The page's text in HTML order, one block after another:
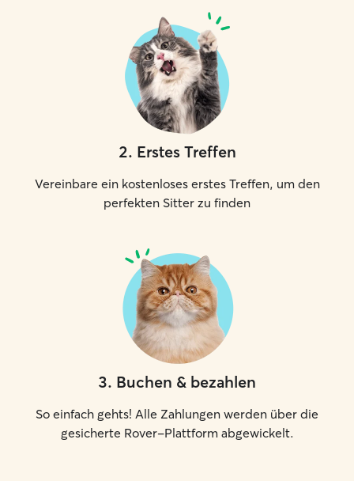
2. Erstes Treffen
Vereinbare ein kostenloses erstes Treffen, um den
perfekten Sitter zu finden
3. Buchen & bezahlen
So einfach gehts! Alle Zahlungen werden über die
gesicherte Rover-Plattform abgewickelt.